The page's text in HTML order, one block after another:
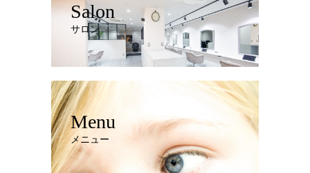
Salon
サロン
Menu
メニュー